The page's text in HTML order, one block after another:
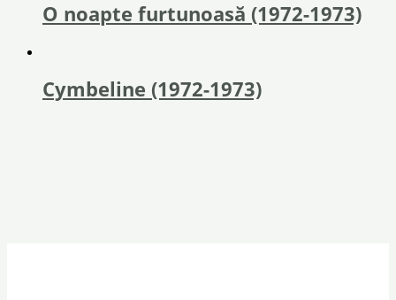
O noapte furtunoasă (1972-1973)
Cymbeline (1972-1973)